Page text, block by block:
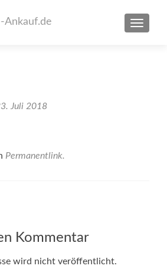
Juli 2018
Permanentlink.
Kommentar
wird nicht veröffentlicht.